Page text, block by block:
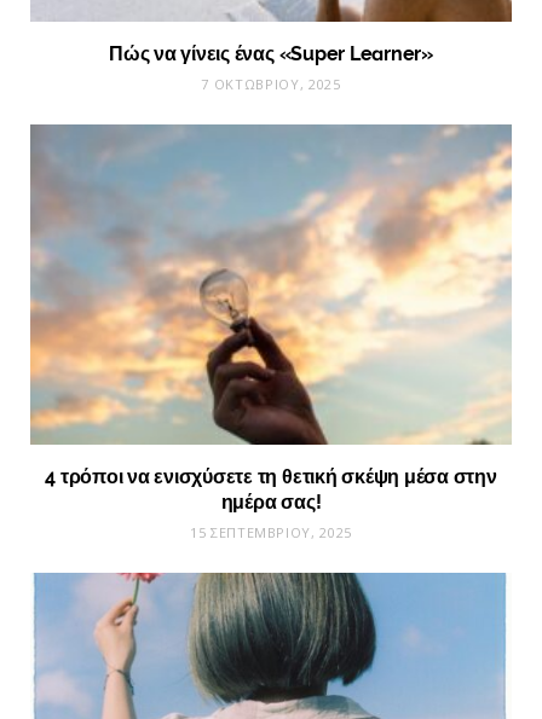
Πώς να γίνεις ένας «Super Learner»
7 ΟΚΤΩΒΡΊΟΥ, 2025
4 τρόποι να ενισχύσετε τη θετική σκέψη μέσα στην
ημέρα σας!
15 ΣΕΠΤΕΜΒΡΊΟΥ, 2025